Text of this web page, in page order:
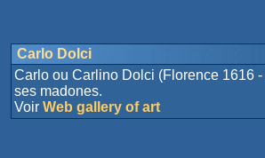
Carlo Dolci
Carlo ou Carlino Dolci (Florence 1616
ses madones.
Voir Web gallery of art